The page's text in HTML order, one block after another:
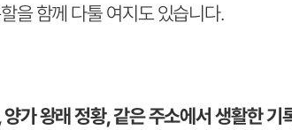
을 함께 다툴 여지도 있습니다.
가 왕래 정황, 같은 주소에서 생활한